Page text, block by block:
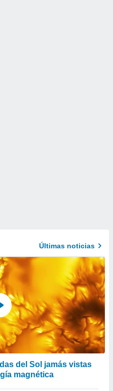
Últimas noticias
del Sol jamás vistas
magnética